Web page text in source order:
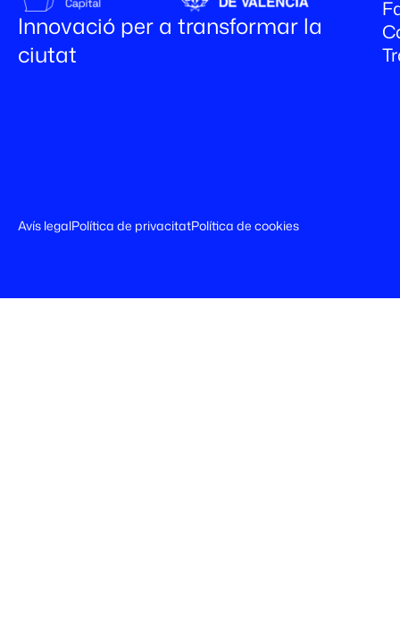
Innovació per a transformar la
ciutat
Avís legalPolítica de privacitatPolítica de cookies